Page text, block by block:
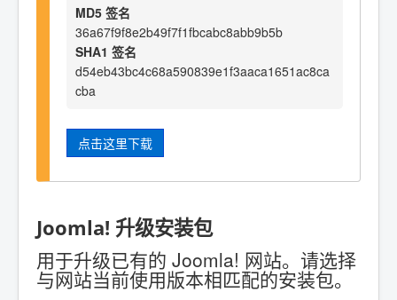
MD5 签名
36a67f9f8e2b49f7f1fbcabc8abb9b5b
SHA1 签名
d54eb43bc4c68a590839e1f3aaca1651ac8ca
cba
点击这里下载
Joomla! 升级安装包
用于升级已有的 Joomla! 网站。请选择
与网站当前使用版本相匹配的安装包。